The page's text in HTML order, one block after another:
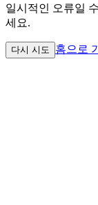
일시적인 오류일
세요.
다시 시도 홈으로